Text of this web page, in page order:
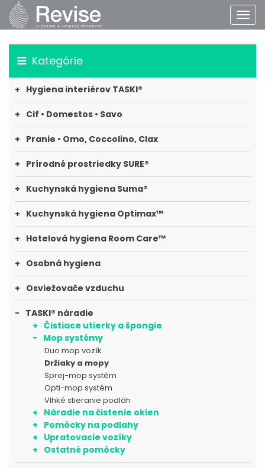
Kategórie
Hygiena interiérov TASKI®
Cif • Domestos • Savo
Pranie • Omo, Coccolino, Clax
Prírodné prostriedky SURE®
Kuchynská hygiena Suma®
Kuchynská hygiena Optimax™
Hotelová hygiena Room Care™
Osobná hygiena
Osviežovače vzduchu
TASKI® náradie
Čistiace utierky a špongie
Mop systémy
Duo mop vozík
Držiaky a mopy
Sprej-mop systém
Opti-mop systém
Vlhké stieranie podláh
Náradie na čistenie okien
Pomôcky na podlahy
Upratovacie vozíky
Ostatné pomôcky